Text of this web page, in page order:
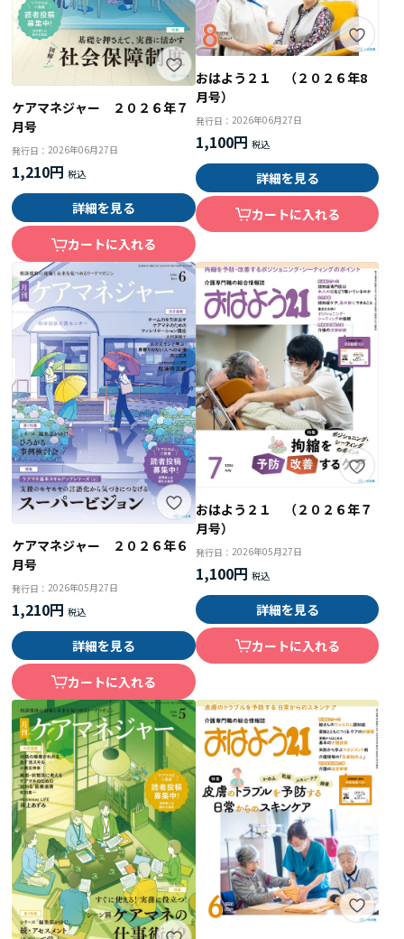
ケアマネジャー ２０２６年７
月号
発行日：2026年06月27日
1,210円
詳細を見る
カートに入れる
おはよう２１ （２０２６年8
月号）
発行日： 2026年06月27日
1,100円
詳細を見る
カートに入れる
ケアマネジャー ２０２６年６
月号
発行日：2026年05月27日
1,210円
詳細を見る
カートに入れる
おはよう２１ （２０２６年７
月号）
発行日： 2026年05月27日
1,100円
詳細を見る
カートに入れる